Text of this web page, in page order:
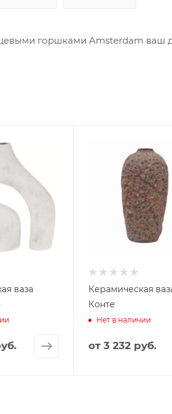
горшками Amsterdam ваш
ваза
Керамическая
Конте
Нет в наличии
от3 232 руб.